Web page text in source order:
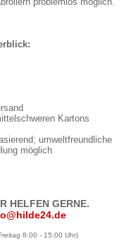
Kartons
umweltfreundliche
möglich
HELFEN GERNE.
8:00 - 15:00 Uhr)